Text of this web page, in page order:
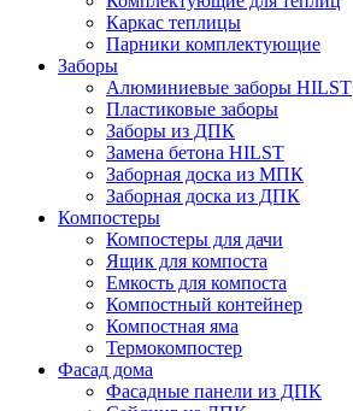
Каркас теплицы
Парники комплектующие
Заборы
Алюминиевые заборы HILST
Пластиковые заборы
Заборы из ДПК
Замена бетона HILST
Заборная доска из МПК
Заборная доска из ДПК
Компостеры
Компостеры для дачи
Ящик для компоста
Емкость для компоста
Компостный контейнер
Компостная яма
Термокомпостер
Фасад дома
Фасадные панели из ДПК